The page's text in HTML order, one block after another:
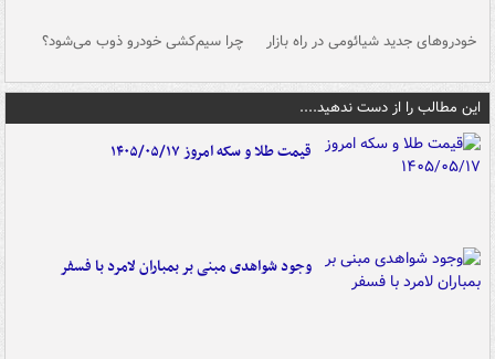
خودروهای جدید شیائومی در راه بازار چرا سیم‌کشی خودرو ذوب می‌شود؟
این مطالب را از دست ندهید....
قیمت طلا و سکه امروز ۱۴۰۵/۰۵/۱۷
وجود شواهدی مبنی بر بمباران لامرد با فسفر